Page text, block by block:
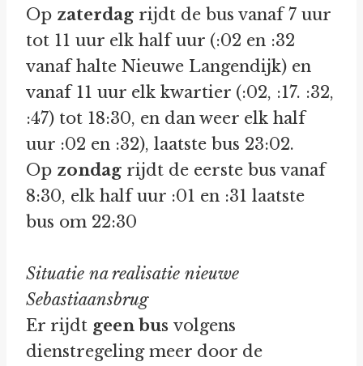
Op zaterdag rijdt de bus vanaf 7 uur
tot 11 uur elk half uur (:02 en :32
vanaf halte Nieuwe Langendijk) en
vanaf 11 uur elk kwartier (:02, :17. :32,
:47) tot 18:30, en dan weer elk half
uur :02 en :32), laatste bus 23:02.
Op zondag rijdt de eerste bus vanaf
8:30, elk half uur :01 en :31 laatste
bus om 22:30
Situatie na realisatie nieuwe
Sebastiaansbrug
Er rijdt geen bus volgens
dienstregeling meer door de